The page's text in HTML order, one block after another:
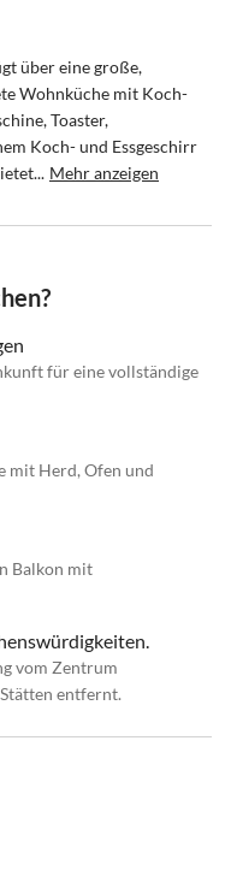
über eine große,
Wohnküche mit Koch-
Toaster,
Koch- und Essgeschirr
Mehr anzeigen
für eine vollständige
mit Herd, Ofen und
Balkon mit
vom Zentrum
entfernt.